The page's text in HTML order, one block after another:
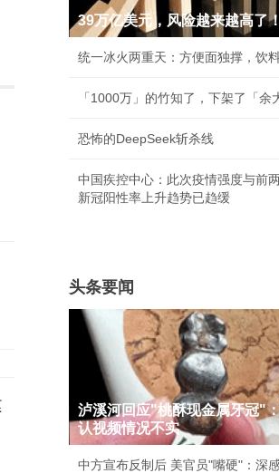
39万亿美元，风险越来越高了！
统一冰火两重天：方便面独撑，饮
「1000万」的竹知了，下架了「余
恐怖的DeepSeek斩杀线
中国疾控中心：此次疫情强度与前
新冠阳性率上升趋势已趋缓
头条要闻
泸溪河回应"桃酥现金属牙冠"
认视频情况不实
中方宣布反制后 美官员"嘴硬"：深